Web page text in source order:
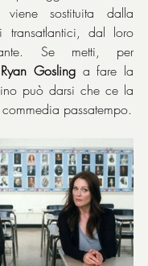
sostituita dalla
transatlantici, dal loro
Se metti, per
Ryan Gosling a fare la
può darsi che ce la
passatempo.